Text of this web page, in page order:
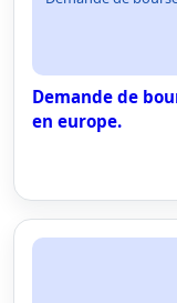
Demande de
en europe.